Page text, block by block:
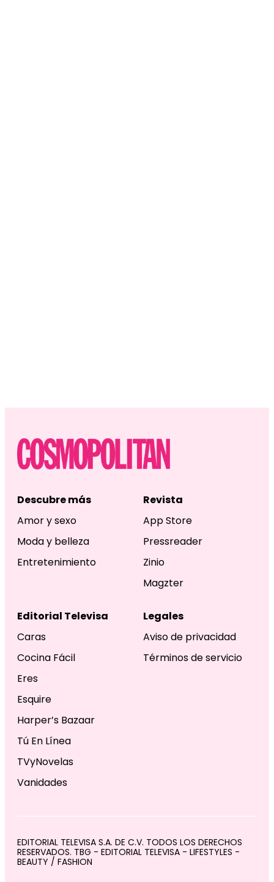
Descubre más
Amor y sexo
Moda y belleza
Entretenimiento
Revista
App Store
Pressreader
Zinio
Magzter
Editorial Televisa
Caras
Cocina Fácil
Eres
Esquire
Harper’s Bazaar
Tú En Línea
TVyNovelas
Vanidades
Legales
Aviso de privacidad
Términos de servicio
EDITORIAL TELEVISA S.A. DE C.V. TODOS LOS DERECHOS
RESERVADOS. TBG - EDITORIAL TELEVISA - LIFESTYLES -
BEAUTY / FASHION